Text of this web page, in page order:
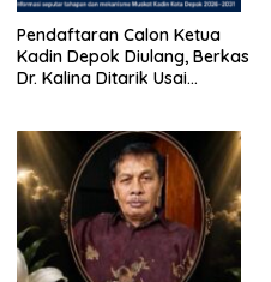
Pendaftaran Calon Ketua
Kadin Depok Diulang, Berkas
Dr. Kalina Ditarik Usai